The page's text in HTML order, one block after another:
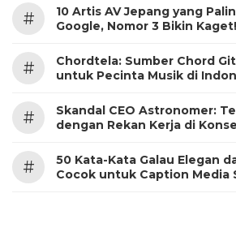
#
10 Artis AV Jepang yang
Google, Nomor 3 Bikin Kaget!
#
Chordtela: Sumber Chord
untuk Pecinta Musik di
#
Skandal CEO Astronomer:
dengan Rekan Kerja di
#
50 Kata-Kata Galau Elegan
Cocok untuk Caption Media